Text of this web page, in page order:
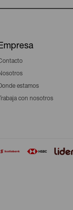
estamos
Trabaja con nosotros